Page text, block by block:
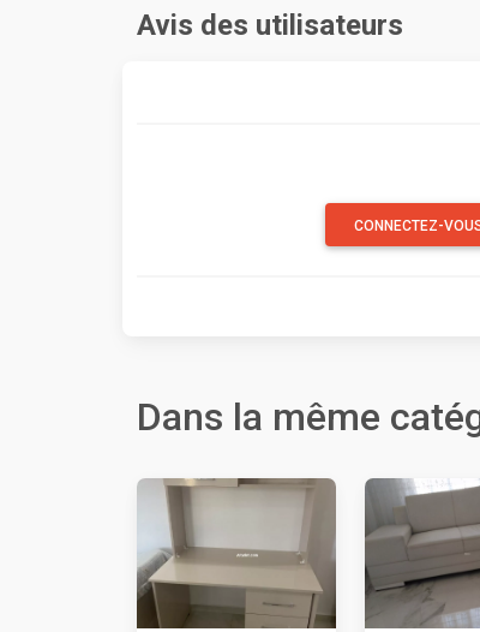
Avis des utilisateurs
CONNECTEZ-
Dans la même